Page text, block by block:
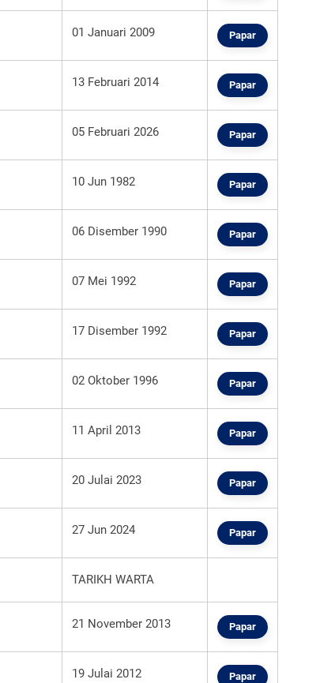
01 Januari 2009 Papar
13 Februari 2014 Papar
05 Februari 2026 Papar
10 Jun 1982 Papar
06 Disember 1990 Papar
07 Mei 1992 Papar
17 Disember 1992 Papar
02 Oktober 1996 Papar
11 April 2013 Papar
20 Julai 2023 Papar
27 Jun 2024 Papar
TARIKH WARTA
21 November 2013 Papar
19 Julai 2012 Papar